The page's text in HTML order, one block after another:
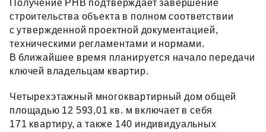
Получение РНВ подтверждает завершение
строительства объекта в полном соответствии
с утвержденной проектной документацией,
техническими регламентами и нормами.
В ближайшее время планируется начало передачи
ключей владельцам квартир.
Четырехэтажный многоквартирный дом общей
площадью 12 593,01 кв. м включает в себя
171 квартиру, а также 140 индивидуальных